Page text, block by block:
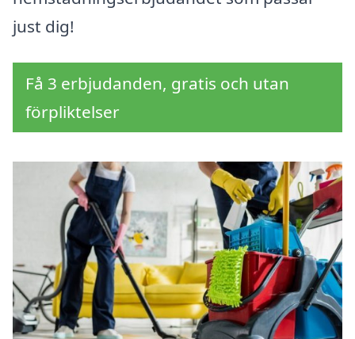
just dig!
Få 3 erbjudanden, gratis och utan
förpliktelser